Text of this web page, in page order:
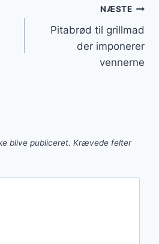
NÆSTE
Pitabrød til grillmad
der imponerer
vennerne
blive publiceret. Krævede felter